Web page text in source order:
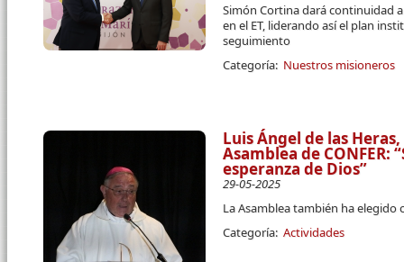
Simón Cortina dará continuidad
en el ET, liderando así el plan
seguimiento
Categoría: Nuestros misioneros
Luis Ángel de las
Asamblea de CONFER:
esperanza de Dios”
29-05-2025
La Asamblea también ha elegido
Categoría: Actividades